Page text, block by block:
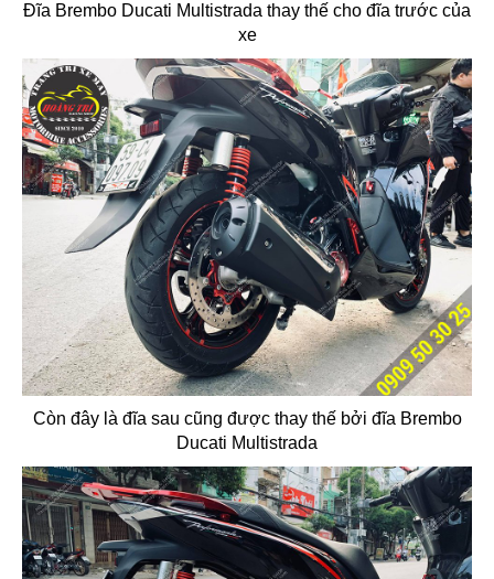
Đĩa Brembo Ducati Multistrada thay thế cho đĩa trước của
xe
Còn đây là đĩa sau cũng được thay thế bởi đĩa Brembo
Ducati Multistrada